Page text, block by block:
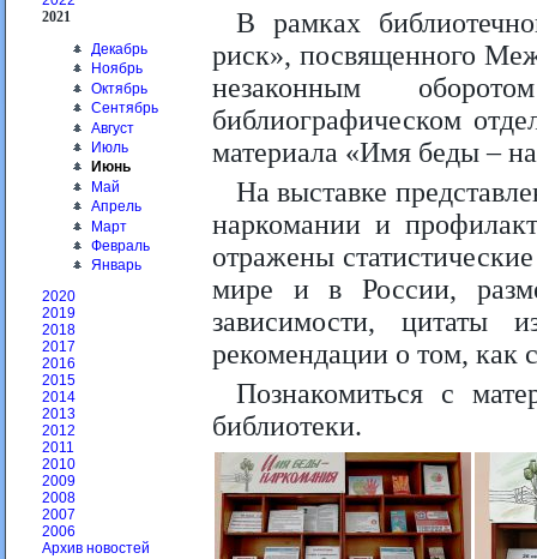
2021
Декабрь
Ноябрь
Октябрь
Сентябрь
Август
Июль
Июнь
Май
Апрель
Март
Февраль
Январь
2020
2019
2018
2017
2016
2015
2014
2013
2012
2011
2010
2009
2008
2007
2006
Архив новостей
В рамках
риск», посвященного
незаконным
библиографическом
материала «Имя беды –
На выставке
наркомании и
отражены
мире и в России,
зависимости, цитаты
рекомендации о том, как
Познакомиться с
библиотеки.